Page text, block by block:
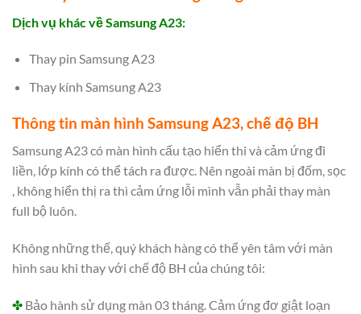
Dịch vụ khác về Samsung A23:
Thay pin Samsung A23
Thay kính Samsung A23
Thông tin màn hình Samsung A23, chế độ BH
Samsung A23 có màn hình cấu tạo hiển thi và cảm ứng đi
liền, lớp kính có thể tách ra được. Nên ngoài màn bị đốm, sọc
, không hiển thị ra thì cảm ứng lỗi mình vẫn phải thay màn
full bộ luôn.
Không những thế, quý khách hàng có thể yên tâm với màn
hình sau khi thay với chế độ BH của chúng tôi:
✤ Bảo hành sử dụng màn 03 tháng. Cảm ứng đơ giật loạn